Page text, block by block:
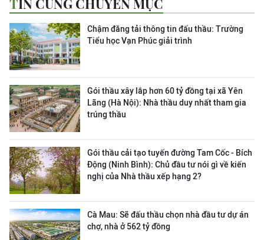
TIN CÙNG CHUYÊN MỤC
Chậm đăng tải thông tin đấu thầu: Trường
Tiểu học Vạn Phúc giải trình
Gói thầu xây lắp hơn 60 tỷ đồng tại xã Yên
Lãng (Hà Nội): Nhà thầu duy nhất tham gia
trúng thầu
Gói thầu cải tạo tuyến đường Tam Cốc - Bích
Động (Ninh Bình): Chủ đầu tư nói gì về kiến
nghị của Nhà thầu xếp hạng 2?
Cà Mau: Sẽ đấu thầu chọn nhà đầu tư dự án
chợ, nhà ở 562 tỷ đồng